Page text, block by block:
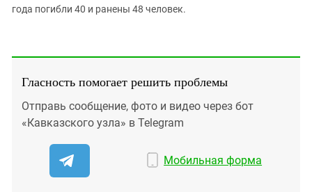
года погибли 40 и ранены 48 человек.
Гласность помогает решить проблемы
Отправь сообщение, фото и видео через бот
«Кавказского узла» в Telegram
Мобильная форма